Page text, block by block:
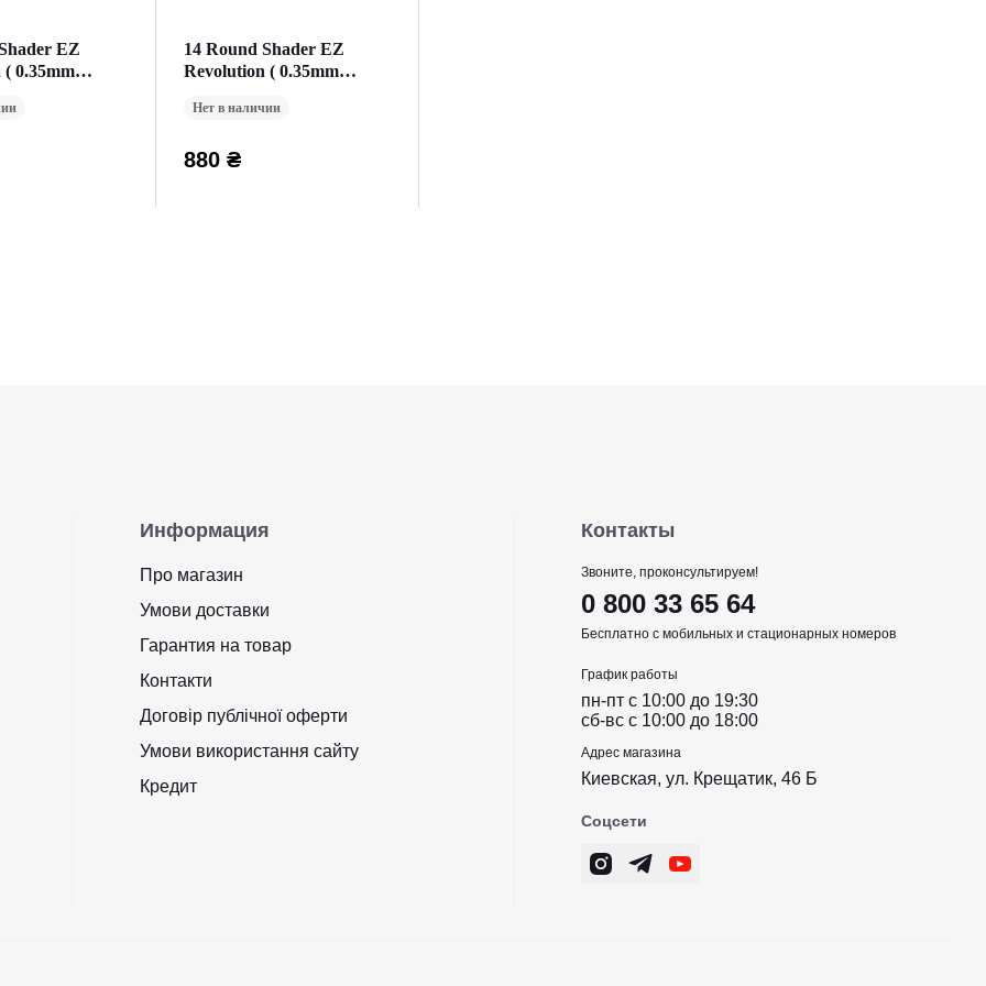
EZ
0.35mm
14 Round Shader EZ
Revolution ( 0.35mm
(Упаковка))
Нет в наличии
880 ₴
Информация
Про магазин
Умови доставки
Гарантия на товар
Контакти
Договір публічної оферти
Умови використання сайту
Кредит
Контакты
Звоните, проконсультируем!
0 800 33 65 64
Бесплатно с мобильных и стационарных номеров
График работы
пн-пт c 10:00 до 19:30
сб-вс c 10:00 до 18:00
Адрес магазина
Киевская, ул. Крещатик, 46 Б
Соцсети